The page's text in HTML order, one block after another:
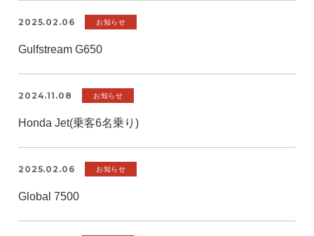
2025.02.06 お知らせ
Gulfstream G650
2024.11.08 お知らせ
Honda Jet(乗客6名乗り)
2025.02.06 お知らせ
Global 7500